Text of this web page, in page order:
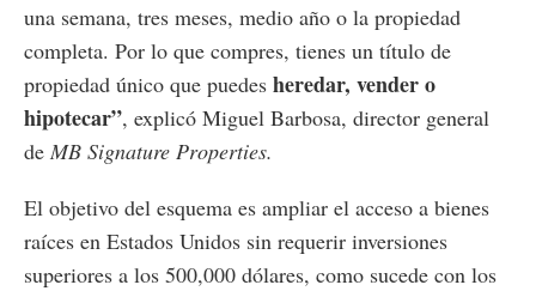
una semana, tres meses, medio año o la propiedad
completa. Por lo que compres, tienes un título de
propiedad único que puedes heredar, vender o
hipotecar”, explicó Miguel Barbosa, director general
de MB Signature Properties.
El objetivo del esquema es ampliar el acceso a bienes
raíces en Estados Unidos sin requerir inversiones
superiores a los 500,000 dólares, como sucede con los